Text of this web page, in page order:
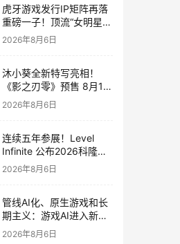
虎牙游戏发行IP矩阵再落
重磅一子！顶流“女明星”
ZANMANG LOOPY 正版
2026年8月6日
沐小葵全新特写亮相！
《影之刃零》预售 8月12
日开启
2026年8月6日
连续五年参展！Level
Infinite 公布2026科隆游
戏展产品阵容
2026年8月6日
管线AI化、原生游戏和长
期主义：游戏AI进入新共
识时代
2026年8月6日